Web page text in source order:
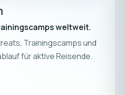
weltweit.
Trainingscamps und
für aktive Reisende.